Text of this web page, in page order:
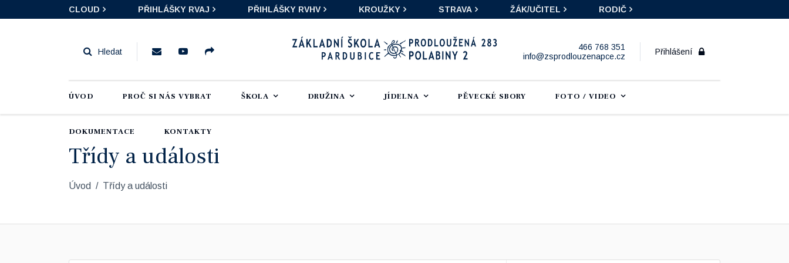
CLOUD PŘIHLÁŠKY RVAJ PŘIHLÁŠKY RVHV KROUŽKY STRAVA ŽÁK/UČITEL RODIČ
Přihlášení
466 768 351
info@zsprodlouzenapce.cz
ÚVOD PROČ SI NÁS VYBRAT ŠKOLA DRUŽINA JÍDELNA PĚVECKÉ SBORY FOTO / VIDEO
DOKUMENTACE KONTAKTY
Třídy a události
Úvod Třídy a události